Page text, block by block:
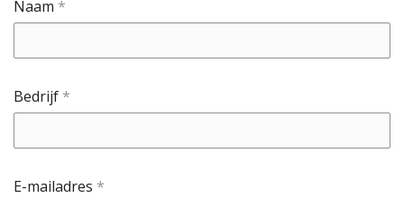
Naam *
Bedrijf *
E-mailadres *